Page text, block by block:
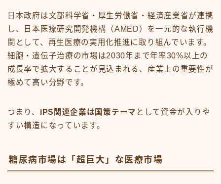
日本政府は文部科学省・厚生労働省・経済産業省が連携
し、日本医療研究開発機構（AMED）を一元的な執行機
関として、再生医療の実用化推進に取り組んでいます。
細胞・遺伝子治療の市場は2030年まで年率30%以上の
成長率で拡大することが見込まれる、産業上の重要性が
極めて高い分野です。
つまり、 iPS関連企業は国策テーマ として資金が入りや
すい構造になっています。
糖尿病市場は「超巨大」な医療市場